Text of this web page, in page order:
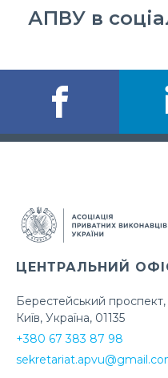
АПВУ в
ЦЕНТРАЛЬНИЙ
Берестейський проспект,
Київ, Україна, 01135
+380 67 383 87 98